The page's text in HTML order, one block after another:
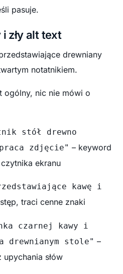
pasuje.
zły alt text
drewniany
notatnikiem.
ogólny, nic nie mówi o
stół drewno
zdjęcie" – keyword
ekranu
kawę i
traci cenne znaki
czarnej kawy i
drewnianym stole" –
upychania słów